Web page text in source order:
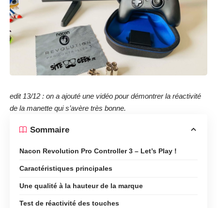
edit 13/12 : on a ajouté une vidéo pour démontrer la réactivité
de la manette qui s’avère très bonne.
Sommaire
Nacon Revolution Pro Controller 3 – Let’s Play !
Caractéristiques principales
Une qualité à la hauteur de la marque
Test de réactivité des touches